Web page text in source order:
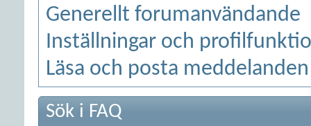
Generellt forumanvändande
Inställningar och
Läsa och posta meddelanden
Sök i FAQ